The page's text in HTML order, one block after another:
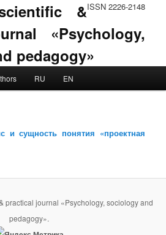
ISSN 2226-2148
&
«Psychology,
pedagogy»
RU EN
и сущность понятия «проектная
practical journal «Psychology, sociology and
pedagogy».